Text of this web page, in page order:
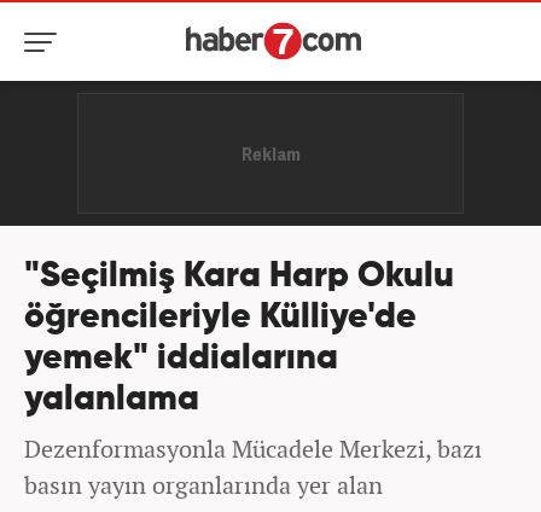
"Seçilmiş Kara Harp Okulu
öğrencileriyle Külliye'de
yemek" iddialarına
yalanlama
Dezenformasyonla Mücadele Merkezi, bazı
basın yayın organlarında yer alan